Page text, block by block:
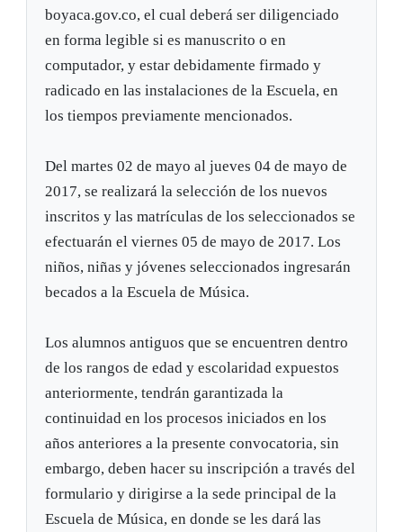
boyaca.gov.co, el cual deberá ser diligenciado
en forma legible si es manuscrito o en
computador, y estar debidamente firmado y
radicado en las instalaciones de la Escuela, en
los tiempos previamente mencionados.
Del martes 02 de mayo al jueves 04 de mayo de
2017, se realizará la selección de los nuevos
inscritos y las matrículas de los seleccionados se
efectuarán el viernes 05 de mayo de 2017. Los
niños, niñas y jóvenes seleccionados ingresarán
becados a la Escuela de Música.
Los alumnos antiguos que se encuentren dentro
de los rangos de edad y escolaridad expuestos
anteriormente, tendrán garantizada la
continuidad en los procesos iniciados en los
años anteriores a la presente convocatoria, sin
embargo, deben hacer su inscripción a través del
formulario y dirigirse a la sede principal de la
Escuela de Música, en donde se les dará las